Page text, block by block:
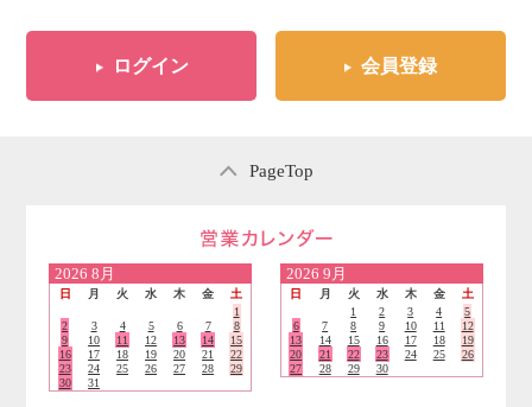
ログイン 会員登録
PageTop
2026 8月
日 月 火 水 木 金
土
1
2
3 4 5 6 7
8
9
10 11 12 13 14
15
16
17 18 19 20 21
22
23
24 25 26 27 28
29
30
31
2026 9月
日 月 火 水 木 金
土
1
2 3 4
5
6
7 8 9 10 11
12
13
14 15 16 17 18
19
20
21 22 23 24 25
26
27
28 29 30